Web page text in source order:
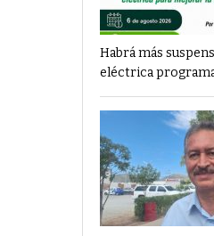
Habrá más
eléctrica